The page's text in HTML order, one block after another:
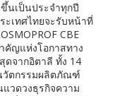
นเป็นประจำทุกปี
ะเทศไทยจะรับหน้าที่
CBE
คัญแห่งโอกาสทาง
ดจากอิตาลี ทั้ง 14
วัตกรรมผลิตภัณฑ์
วดวงธุรกิจความ